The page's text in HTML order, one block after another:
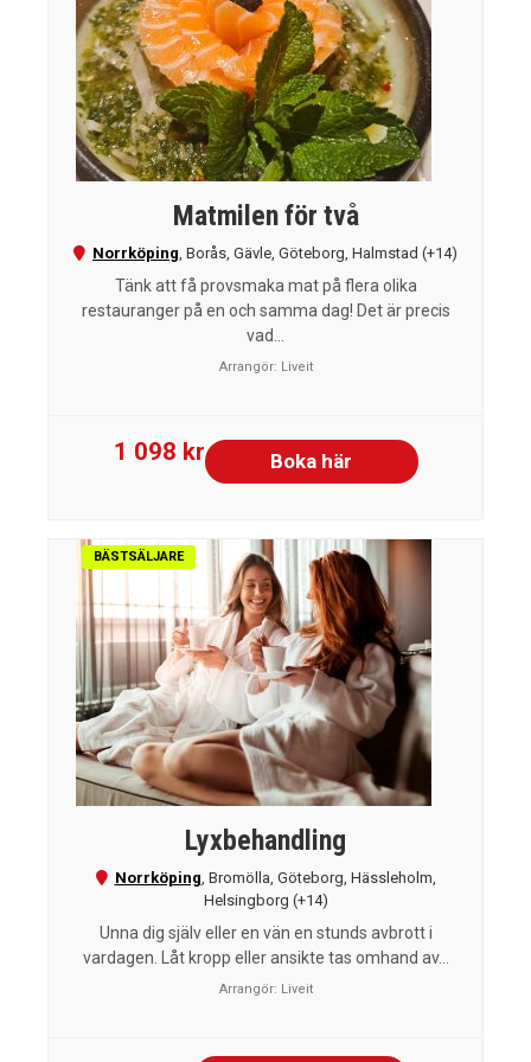
Matmilen för två
Norrköping Borås Gävle Göteborg Halmstad (+14)
Tänk att få provsmaka mat på flera olika
restauranger på en och samma dag! Det är precis
vad...
Arrangör: Liveit
1 098 kr Boka här
BÄSTSÄLJARE
Lyxbehandling
Norrköping Bromölla Göteborg Hässleholm
Helsingborg (+14)
Unna dig själv eller en vän en stunds avbrott i
vardagen. Låt kropp eller ansikte tas omhand av...
Arrangör: Liveit